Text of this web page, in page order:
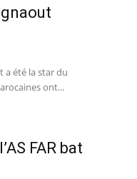
a été la star du
ont...
FAR bat